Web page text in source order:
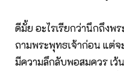
ดีมั้ย อะไรเรียกว่านึกถึงพ
ถามพระพุทธเจ้าก่อน แต่
มีความลึกลับพอสมควร เว้